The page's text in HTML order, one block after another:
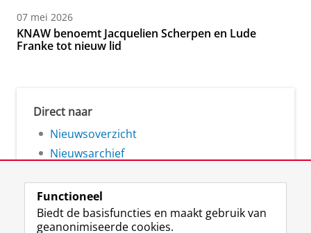
07 mei 2026
KNAW benoemt Jacquelien Scherpen en Lude
Franke tot nieuw lid
Direct naar
Nieuwsoverzicht
Nieuwsarchief
Functioneel
Biedt de basisfuncties en maakt gebruik van
geanonimiseerde cookies.